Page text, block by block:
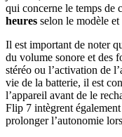
qui concerne le temps de
heures selon le modèle
Il est important de noter
du volume sonore et des
stéréo ou l’activation de
vie de la batterie, il est
l’appareil avant de le
Flip 7 intègrent
prolonger l’autonomie